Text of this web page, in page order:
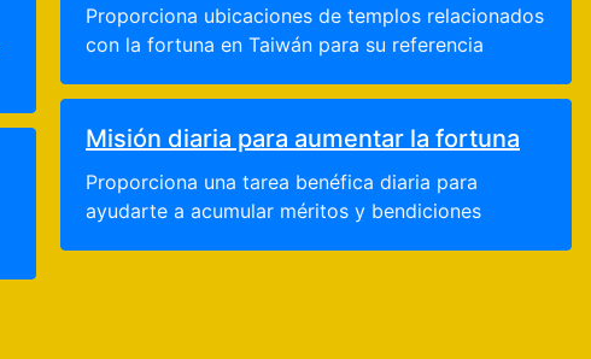
Proporciona ubicaciones de templos relacionados
con la fortuna en Taiwán para su referencia
Misión diaria para aumentar la fortuna
Proporciona una tarea benéfica diaria para
ayudarte a acumular méritos y bendiciones